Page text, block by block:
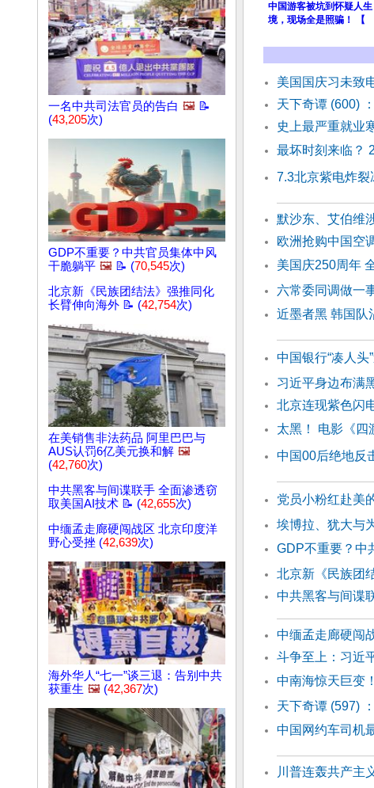
一名中共司法官员的告白 🖼️ 📝
(43,205次)
GDP不重要？中共官员集体中风
干脆躺平 🖼️ 📝 (70,545次)
北京新《民族团结法》强推同化
长臂伸向海外 📝 (42,754次)
在美销售非法药品 阿里巴巴与
AUS认罚6亿美元换和解 🖼️
(42,760次)
中共黑客与间谍联手 全面渗透窃
取美国AI技术 📝 (42,655次)
中缅孟走廊硬闯战区 北京印度洋
野心受挫 (42,639次)
海外华人“七一”谈三退：告别中共
获重生 🖼️ (42,367次)
中国游客被坑到怀疑人
境，现场全是照骗！ 【
美国国庆习未致
天下奇谭 (600)
史上最严重就业
最坏时刻来临？
7.3北京紫电炸裂
默沙东、艾伯维
欧洲抢购中国空
美国庆250周年
六常委同调做一
近墨者黑 韩国队
中国银行“凑人
习近平身边布满
北京连现紫色闪
太黑！ 电影《四
中国00后绝地反
党员小粉红赴美
埃博拉、犹大与
GDP不重要？中
北京新《民族团
中共黑客与间谍
中缅孟走廊硬闯
斗争至上：习近
中南海惊天巨变
天下奇谭 (597)
中国网约车司机
川普连轰共产主